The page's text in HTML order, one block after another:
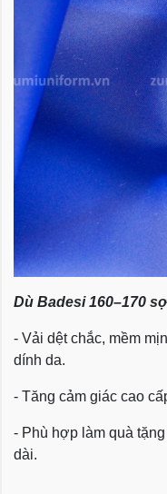
Dù Badesi 160–170
- Vải dệt chắc, mềm
dính da.
- Tăng cảm giác cao
- Phù hợp làm quà
dài.